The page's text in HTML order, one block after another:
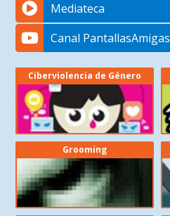
Mediateca
Canal PantallasAmigas
Ciberviolencia de Género
Grooming